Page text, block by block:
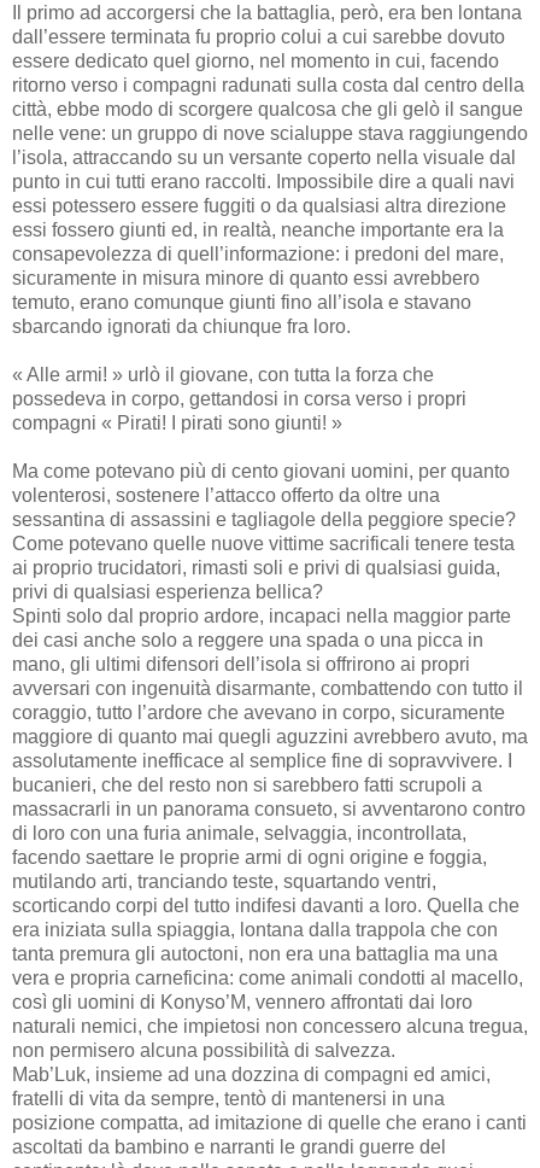
Il primo ad accorgersi che la battaglia, però, era ben lontana
dall’essere terminata fu proprio colui a cui sarebbe dovuto
essere dedicato quel giorno, nel momento in cui, facendo
ritorno verso i compagni radunati sulla costa dal centro della
città, ebbe modo di scorgere qualcosa che gli gelò il sangue
nelle vene: un gruppo di nove scialuppe stava raggiungendo
l’isola, attraccando su un versante coperto nella visuale dal
punto in cui tutti erano raccolti. Impossibile dire a quali navi
essi potessero essere fuggiti o da qualsiasi altra direzione
essi fossero giunti ed, in realtà, neanche importante era la
consapevolezza di quell’informazione: i predoni del mare,
sicuramente in misura minore di quanto essi avrebbero
temuto, erano comunque giunti fino all’isola e stavano
sbarcando ignorati da chiunque fra loro.
« Alle armi! » urlò il giovane, con tutta la forza che
possedeva in corpo, gettandosi in corsa verso i propri
compagni « Pirati! I pirati sono giunti! »
Ma come potevano più di cento giovani uomini, per quanto
volenterosi, sostenere l’attacco offerto da oltre una
sessantina di assassini e tagliagole della peggiore specie?
Come potevano quelle nuove vittime sacrificali tenere testa
ai proprio trucidatori, rimasti soli e privi di qualsiasi guida,
privi di qualsiasi esperienza bellica?
Spinti solo dal proprio ardore, incapaci nella maggior parte
dei casi anche solo a reggere una spada o una picca in
mano, gli ultimi difensori dell’isola si offrirono ai propri
avversari con ingenuità disarmante, combattendo con tutto il
coraggio, tutto l’ardore che avevano in corpo, sicuramente
maggiore di quanto mai quegli aguzzini avrebbero avuto, ma
assolutamente inefficace al semplice fine di sopravvivere. I
bucanieri, che del resto non si sarebbero fatti scrupoli a
massacrarli in un panorama consueto, si avventarono contro
di loro con una furia animale, selvaggia, incontrollata,
facendo saettare le proprie armi di ogni origine e foggia,
mutilando arti, tranciando teste, squartando ventri,
scorticando corpi del tutto indifesi davanti a loro. Quella che
era iniziata sulla spiaggia, lontana dalla trappola che con
tanta premura gli autoctoni, non era una battaglia ma una
vera e propria carneficina: come animali condotti al macello,
così gli uomini di Konyso’M, vennero affrontati dai loro
naturali nemici, che impietosi non concessero alcuna tregua,
non permisero alcuna possibilità di salvezza.
Mab’Luk, insieme ad una dozzina di compagni ed amici,
fratelli di vita da sempre, tentò di mantenersi in una
posizione compatta, ad imitazione di quelle che erano i canti
ascoltati da bambino e narranti le grandi guerre del